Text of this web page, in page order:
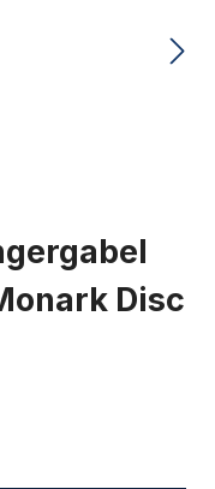
Disc